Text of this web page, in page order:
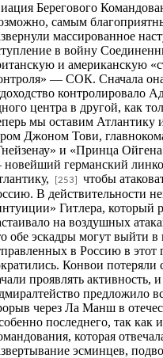
Берегового
самым
массированное
в войну
и американскую
— СОК. Сначала она
контролировало
центра в другой, как
мы оставим Атлантику
Джоном Тови,
и «Принца
германский
[253]
чтобы
В действительности
Гитлера, который
на воздушных
обе эскадры могут выйти
в Россию в этот
Конвои
проявлять активность,
предложило
через Ла Манш в
последнего, так как
которая
эсминцев,